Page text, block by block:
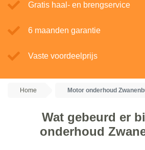
Gratis haal- en brengservice
6 maanden garantie
Vaste voordeelprijs
Home Motor onderhoud
Wat gebeurd er
onderhoud